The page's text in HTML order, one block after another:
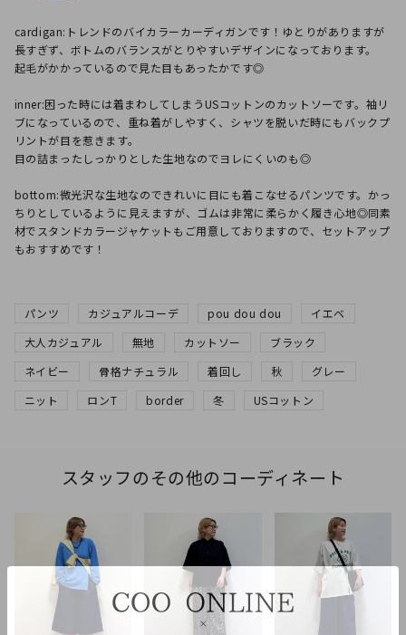
cardigan:トレンドのバイカラーカーディガンです！ゆとりがありますが
長すぎず、ボトムのバランスがとりやすいデザインになっております。
起毛がかかっているので見た目もあったかです◎
inner:困った時には着まわしてしまうUSコットンのカットソーです。袖リ
ブになっているので、重ね着がしやすく、シャツを脱いだ時にもバックプ
リントが目を惹きます。
目の詰まったしっかりとした生地なのでヨレにくいのも◎
bottom:微光沢な生地なのできれいに目にも着こなせるパンツです。かっ
ちりとしているように見えますが、ゴムは非常に柔らかく履き心地◎同素
材でスタンドカラージャケットもご用意しておりますので、セットアップ
もおすすめです！
パンツ カジュアルコーデ pou dou dou
イエベ
大人カジュアル
無地 カットソー
ブラック
ネイビー
骨格ナチュラル 着回し 秋
グレー
ニット
ロンT border 冬 USコットン
スタッフのその他のコーディネート